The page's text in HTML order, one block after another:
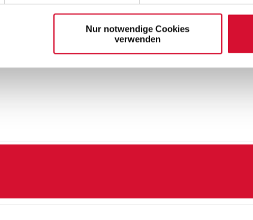
Nur notwendige Cookies
verwenden